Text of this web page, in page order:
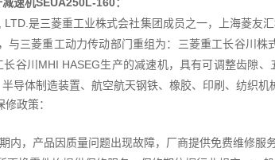
LTD.是三菱重工业株式会社集团成员之一，上海菱友
与三菱重工动力传动部门重组为：三菱重工长谷川
谷川MHI HASEG生产的减速机，具有可调整齿隙
导体制造装置、航空航天钢铁、橡胶、印刷、纺织机
政策：
内，产品因质量问题出现故障，厂商提供免费维修服务